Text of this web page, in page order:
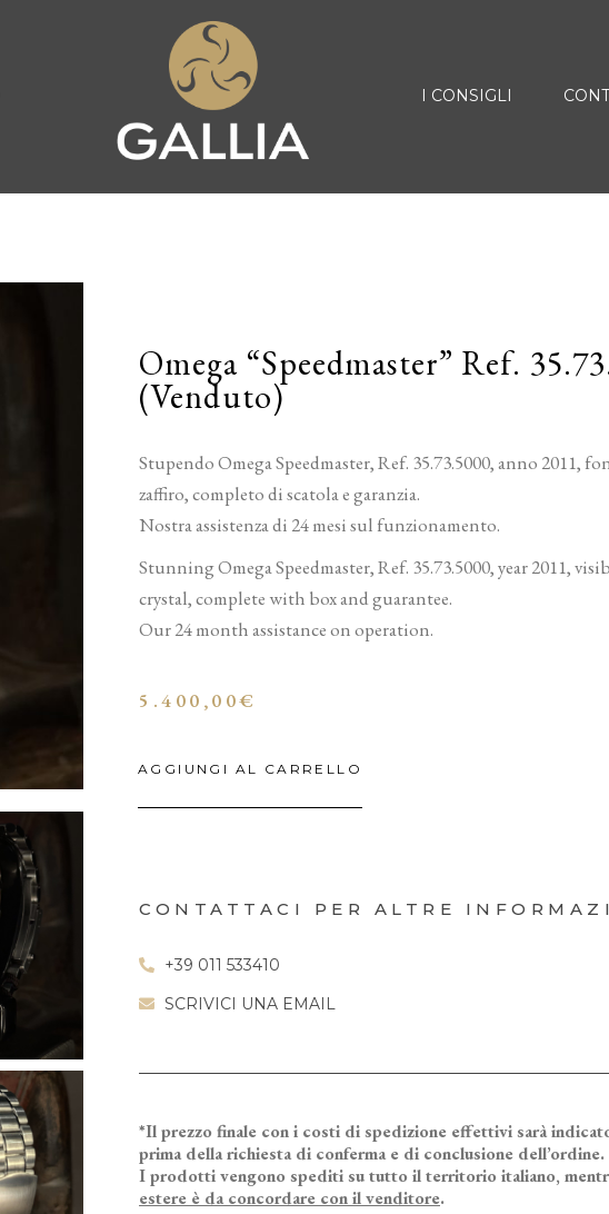
I CONSIGLI
Omega “Speedmaster” Ref.
(Venduto)
Stupendo Omega Speedmaster, Ref. 35.73.5000, anno 2011,
zaffiro, completo di scatola e garanzia.
Nostra assistenza di 24 mesi sul funzionamento.
Stunning Omega Speedmaster, Ref. 35.73.5000, year 2011,
crystal, complete with box and guarantee.
Our 24 month assistance on operation.
5.400,00€
AGGIUNGI AL CARRELLO
CONTATTACI PER ALTRE
+39 011 533410
SCRIVICI UNA EMAIL
*Il prezzo finale con i costi di spedizione effettivi sarà
prima della richiesta di conferma e di conclusione dell’ordine.
I prodotti vengono spediti su tutto il territorio italiano,
estere è da concordare con il venditore.